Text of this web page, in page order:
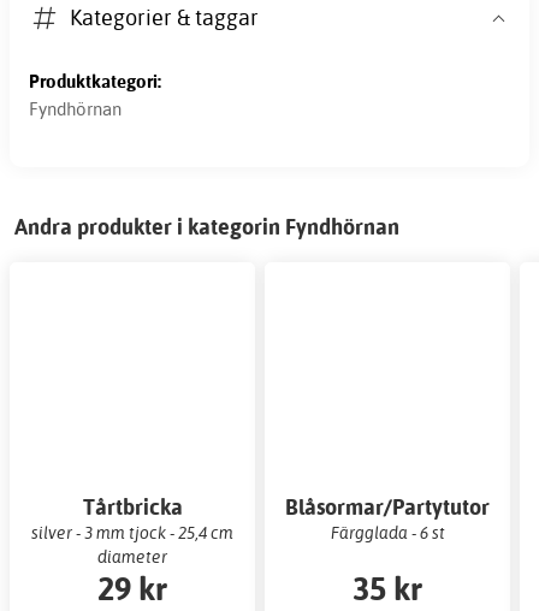
Kategorier & taggar
Produktkategori:
Fyndhörnan
Andra produkter i kategorin Fyndhörnan
Tårtbricka
silver - 3 mm tjock - 25,4 cm
diameter
29 kr
Blåsormar/Partytutor
Färgglada - 6 st
35 kr